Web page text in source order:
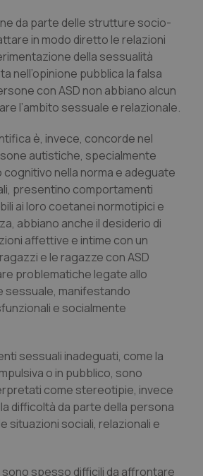
& Rettocolite Ulcerosa
& patologie neurodegenerative
da parte delle strutture socio-
in modo diretto le relazioni
della sessualità
nell’opinione pubblica la falsa
con ASD non abbiano alcun
l’ambito sessuale e relazionale.
è, invece, concorde nel
autistiche, specialmente
cognitivo nella norma e adeguate
presentino comportamenti
ai loro coetanei normotipici e
abbiano anche il desiderio di
affettive e intime con un
e le ragazze con ASD
problematiche legate allo
sessuale, manifestando
e socialmente
sessuali inadeguati, come la
o in pubblico, sono
come stereotipie, invece
difficoltà da parte della persona
situazioni sociali, relazionali e
spesso difficili da affrontare